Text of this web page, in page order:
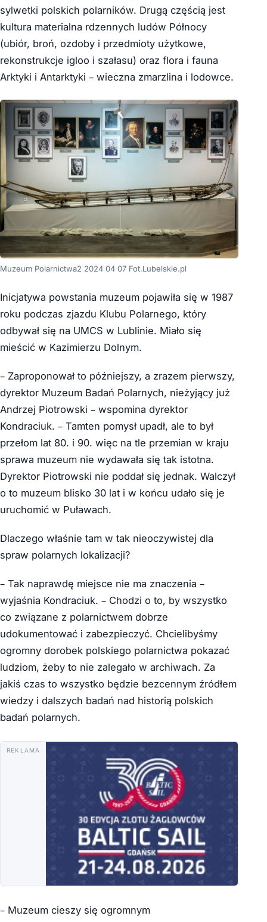
sylwetki polskich polarników. Drugą częścią jest
kultura materialna rdzennych ludów Północy
(ubiór, broń, ozdoby i przedmioty użytkowe,
rekonstrukcje igloo i szałasu) oraz flora i fauna
Arktyki i Antarktyki – wieczna zmarzlina i lodowce.
Muzeum Polarnictwa2 2024 04 07 Fot.Lubelskie.pl
Inicjatywa powstania muzeum pojawiła się w 1987
roku podczas zjazdu Klubu Polarnego, który
odbywał się na UMCS w Lublinie. Miało się
mieścić w Kazimierzu Dolnym.
– Zaproponował to późniejszy, a zrazem pierwszy,
dyrektor Muzeum Badań Polarnych, nieżyjący już
Andrzej Piotrowski – wspomina dyrektor
Kondraciuk. – Tamten pomysł upadł, ale to był
przełom lat 80. i 90. więc na tle przemian w kraju
sprawa muzeum nie wydawała się tak istotna.
Dyrektor Piotrowski nie poddał się jednak. Walczył
o to muzeum blisko 30 lat i w końcu udało się je
uruchomić w Puławach.
Dlaczego właśnie tam w tak nieoczywistej dla
spraw polarnych lokalizacji?
– Tak naprawdę miejsce nie ma znaczenia –
wyjaśnia Kondraciuk. – Chodzi o to, by wszystko
co związane z polarnictwem dobrze
udokumentować i zabezpieczyć. Chcielibyśmy
ogromny dorobek polskiego polarnictwa pokazać
ludziom, żeby to nie zalegało w archiwach. Za
jakiś czas to wszystko będzie bezcennym źródłem
wiedzy i dalszych badań nad historią polskich
badań polarnych.
REKLAMA
– Muzeum cieszy się ogromnym